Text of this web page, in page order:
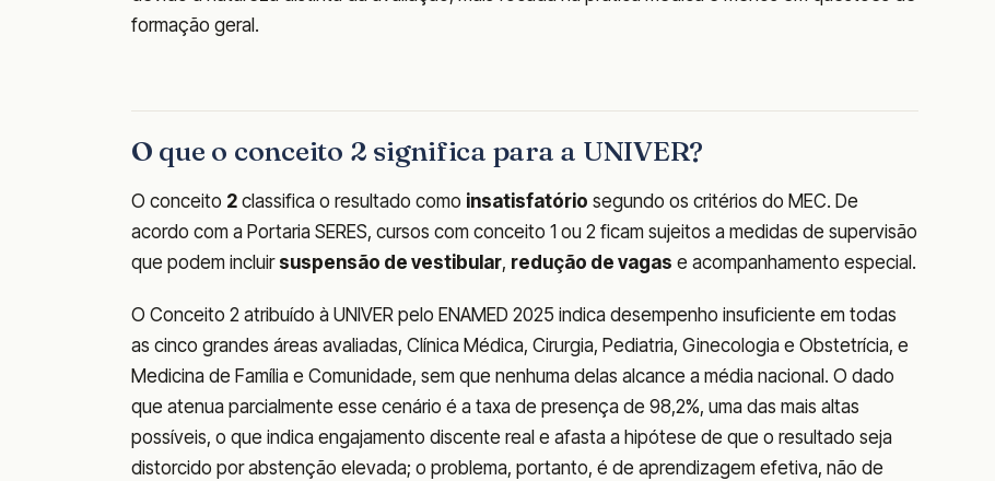
formação geral.
O que o conceito 2 significa para a UNIVER?
O conceito 2 classifica o resultado como insatisfatório segundo os critérios do MEC. De
acordo com a Portaria SERES, cursos com conceito 1 ou 2 ficam sujeitos a medidas de supervisão
que podem incluir suspensão de vestibular, redução de vagas e acompanhamento especial.
O Conceito 2 atribuído à UNIVER pelo ENAMED 2025 indica desempenho insuficiente em todas
as cinco grandes áreas avaliadas, Clínica Médica, Cirurgia, Pediatria, Ginecologia e Obstetrícia, e
Medicina de Família e Comunidade, sem que nenhuma delas alcance a média nacional. O dado
que atenua parcialmente esse cenário é a taxa de presença de 98,2%, uma das mais altas
possíveis, o que indica engajamento discente real e afasta a hipótese de que o resultado seja
distorcido por abstenção elevada; o problema, portanto, é de aprendizagem efetiva, não de